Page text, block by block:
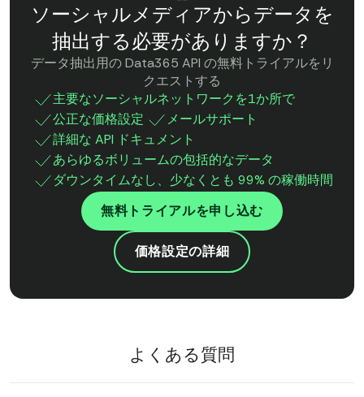
ソーシャルメディアからデータを
抽出する必要がありますか？
データ抽出用の Data365 API の無料トライアルをリ
クエストする
主要なソーシャルネットワークを1か所で
公正な価格設定
メールサポート
詳細な API ドキュメント
あらゆるボリュームの包括的なデータ
ダウンタイムなし、少なくとも 99% の稼働時間
無料トライアルを申し込む
価格設定の詳細
よくある質問